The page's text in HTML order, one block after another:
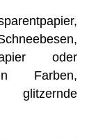
oder
Farben,
glitzernde